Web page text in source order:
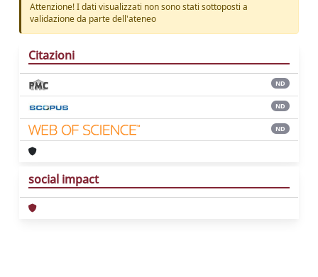
Attenzione! I dati visualizzati non sono stati sottoposti a
validazione da parte dell'ateneo
Citazioni
ND
ND
ND
social impact